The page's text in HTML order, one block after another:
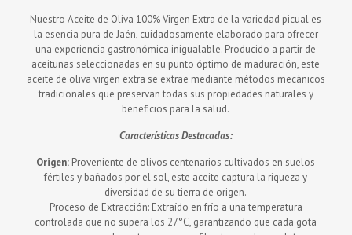
Nuestro Aceite de Oliva 100% Virgen Extra de la variedad picual es
la esencia pura de Jaén, cuidadosamente elaborado para ofrecer
una experiencia gastronómica inigualable. Producido a partir de
aceitunas seleccionadas en su punto óptimo de maduración, este
aceite de oliva virgen extra se extrae mediante métodos mecánicos
tradicionales que preservan todas sus propiedades naturales y
beneficios para la salud.
Características Destacadas:
Origen: Proveniente de olivos centenarios cultivados en suelos
fértiles y bañados por el sol, este aceite captura la riqueza y
diversidad de su tierra de origen.
Proceso de Extracción: Extraído en frío a una temperatura
controlada que no supera los 27°C, garantizando que cada gota